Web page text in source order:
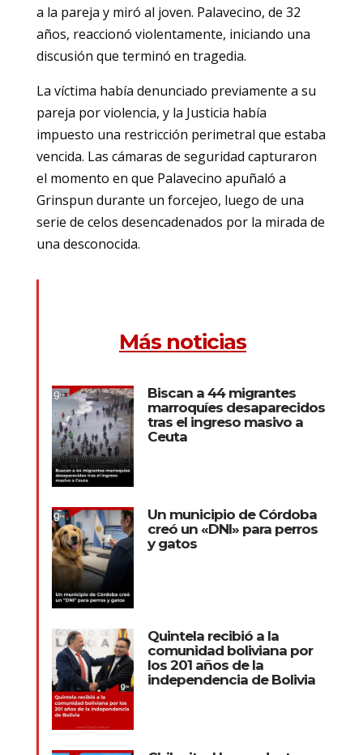
a la pareja y miró al joven. Palavecino, de 32
años, reaccionó violentamente, iniciando una
discusión que terminó en tragedia.
La víctima había denunciado previamente a su
pareja por violencia, y la Justicia había
impuesto una restricción perimetral que estaba
vencida. Las cámaras de seguridad capturaron
el momento en que Palavecino apuñaló a
Grinspun durante un forcejeo, luego de una
serie de celos desencadenados por la mirada de
una desconocida.
Más noticias
Biscan a 44 migrantes
marroquíes desaparecidos
tras el ingreso masivo a
Ceuta
Un municipio de Córdoba
creó un «DNI» para perros
y gatos
Quintela recibió a la
comunidad boliviana por
los 201 años de la
independencia de Bolivia